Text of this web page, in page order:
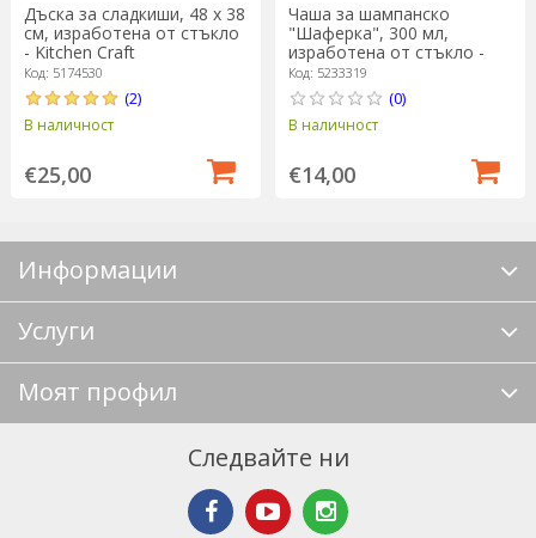
Дъска за сладкиши, 48 х 38
см, изработена от стъкло
- Kitchen Craft
Код: 5174530
(2)
В наличност
€25,00
Чаша за шампанско
"Шаферка", 300 мл,
изработена от стъкло -
Kitchen Craft
Код: 5233319
(0)
В наличност
€14,00
Информации
Услуги
Моят профил
Следвайте ни